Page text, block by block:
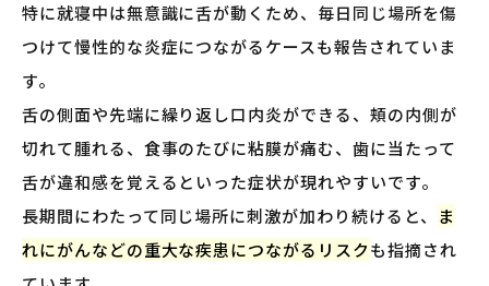
特に就寝中は無意識に舌が動くため、毎日同じ場所を傷
つけて慢性的な炎症につながるケースも報告されていま
す。
舌の側面や先端に繰り返し口内炎ができる、頬の内側が
切れて腫れる、食事のたびに粘膜が痛む、歯に当たって
舌が違和感を覚えるといった症状が現れやすいです。
長期間にわたって同じ場所に刺激が加わり続けると、
ま
れにがんなどの重大な疾患につながるリスクも指摘され